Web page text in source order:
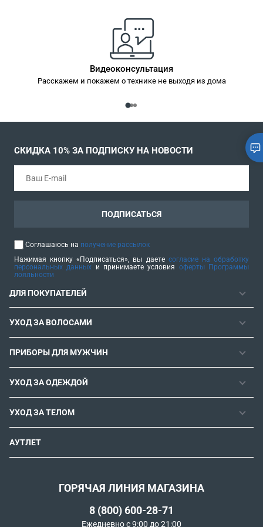
чувствительных областей», которая крепится к головке
Видеоконсультация
Расскажем и покажем о технике не выходя из дома
ДЛЯ ПОКУПАТЕЛЕЙ
ГАРАНТИЯ
РЕМОНТОПРИГОДНОСТЬ
ИНСТРУКЦИИ И FAQ
КОНТАКТЫ И РЕКВИЗИТЫ
СПОСОБЫ ОПЛАТЫ
УСЛОВИЯ ДОСТАВКИ
ОБМЕН И ВОЗВРАТ
РЕКОМЕНДАТЕЛЬНЫЕ ТЕХНОЛОГИИ
УХОД ЗА ВОЛОСАМИ
ФЕНЫ
ФЕН-ЩЕТКИ
СТАЙЛЕРЫ
ВОССТАНОВЛЕНИЕ ВОЛОС
ULTIMATE EXPERIENCE
ROWENTA X KARL LAGERFELD
ПРИБОРЫ ДЛЯ МУЖЧИН
МАШИНКИ ДЛЯ СТРИЖКИ
ТРИММЕРЫ
УХОД ЗА ОДЕЖДОЙ
ПАРОГЕНЕРАТОРЫ
УТЮГИ
УХОД ЗА ТЕЛОМ
ЭПИЛЯТОРЫ
АУТЛЕТ
СКИДКА 10% ЗА ПОДПИСКУ НА НОВОСТИ
ПОДПИСАТЬСЯ
Соглашаюсь на получение рассылок
Нажимая кнопку «Подписаться», вы даете согласие на обработку
персональных данных и принимаете условия оферты Программы
лояльности
ГОРЯЧАЯ ЛИНИЯ МАГАЗИНА
8 (800) 600-28-71
Ежедневно с 9:00 до 21:00